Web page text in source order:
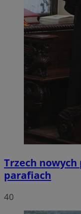
Trzech nowych
parafiach
40